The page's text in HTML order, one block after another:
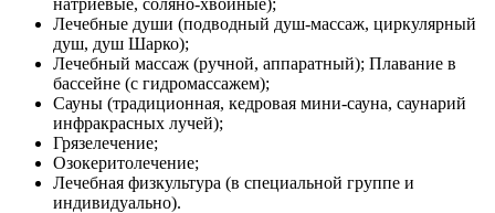
Лечебные души (подводный душ-массаж, циркулярный
душ, душ Шарко);
Лечебный массаж (ручной, аппаратный); Плавание в
бассейне (с гидромассажем);
Сауны (традиционная, кедровая мини-сауна, саунарий
инфракрасных лучей);
Грязелечение;
Озокеритолечение;
Лечебная физкультура (в специальной группе и
индивидуально).